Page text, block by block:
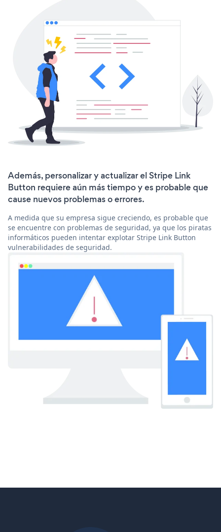
Además, personalizar y actualizar el Stripe Link
Button requiere aún más tiempo y es probable que
cause nuevos problemas o errores.
A medida que su empresa sigue creciendo, es probable que
se encuentre con problemas de seguridad, ya que los piratas
informáticos pueden intentar explotar Stripe Link Button
vulnerabilidades de seguridad.